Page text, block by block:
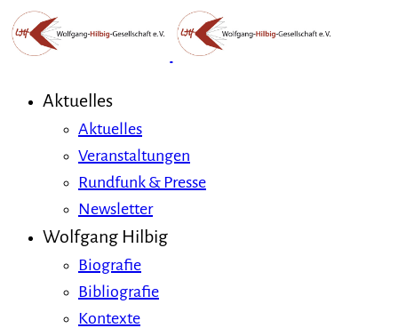
Aktuelles
Aktuelles
Veranstaltungen
Rundfunk & Presse
Newsletter
Wolfgang Hilbig
Biografie
Bibliografie
Kontexte